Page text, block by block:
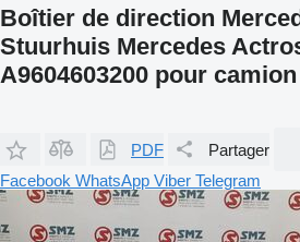
Boîtier de direction
Stuurhuis Mercedes
A9604603200 pour camion
PDF Partager
Facebook WhatsApp Viber Telegram